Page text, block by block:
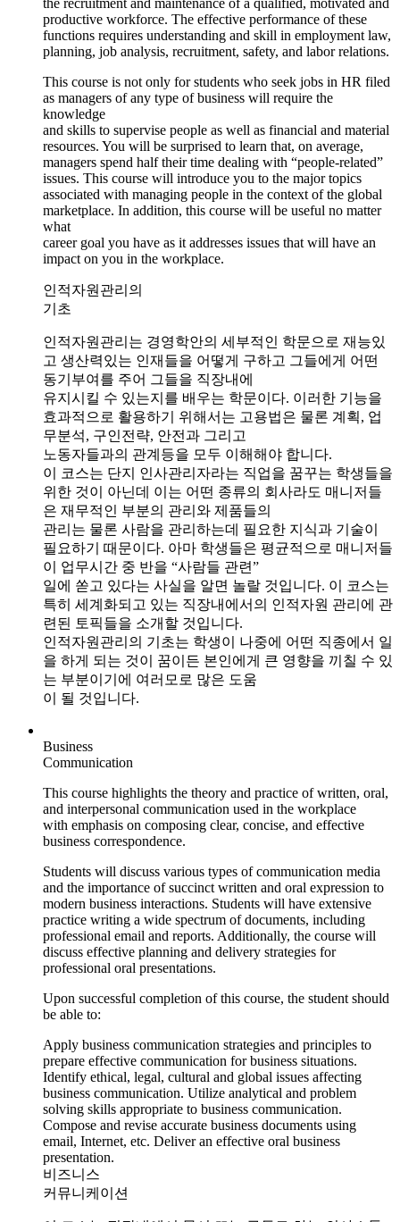
the recruitment and maintenance of a qualified, motivated and
productive workforce. The effective performance of these
functions requires understanding and skill in employment law,
planning, job analysis, recruitment, safety, and labor relations.
This course is not only for students who seek jobs in HR filed
as managers of any type of business will require the
knowledge
and skills to supervise people as well as financial and material
resources. You will be surprised to learn that, on average,
managers spend half their time dealing with “people-related”
issues. This course will introduce you to the major topics
associated with managing people in the context of the global
marketplace. In addition, this course will be useful no matter
what
career goal you have as it addresses issues that will have an
impact on you in the workplace.
인적자원관리의
기초
인적자원관리는 경영학안의 세부적인 학문으로 재능있
고 생산력있는 인재들을 어떻게 구하고 그들에게 어떤
동기부여를 주어 그들을 직장내에
유지시킬 수 있는지를 배우는 학문이다. 이러한 기능을
효과적으로 활용하기 위해서는 고용법은 물론 계획, 업
무분석, 구인전략, 안전과 그리고
노동자들과의 관계등을 모두 이해해야 합니다.
이 코스는 단지 인사관리자라는 직업을 꿈꾸는 학생들을
위한 것이 아닌데 이는 어떤 종류의 회사라도 매니저들
은 재무적인 부분의 관리와 제품들의
관리는 물론 사람을 관리하는데 필요한 지식과 기술이
필요하기 때문이다. 아마 학생들은 평균적으로 매니저들
이 업무시간 중 반을 “사람들 관련”
일에 쏟고 있다는 사실을 알면 놀랄 것입니다. 이 코스는
특히 세계화되고 있는 직장내에서의 인적자원 관리에 관
련된 토픽들을 소개할 것입니다.
인적자원관리의 기초는 학생이 나중에 어떤 직종에서 일
을 하게 되는 것이 꿈이든 본인에게 큰 영향을 끼칠 수 있
는 부분이기에 여러모로 많은 도움
이 될 것입니다.
Business
Communication
This course highlights the theory and practice of written, oral,
and interpersonal communication used in the workplace
with emphasis on composing clear, concise, and effective
business correspondence.
Students will discuss various types of communication media
and the importance of succinct written and oral expression to
modern business interactions. Students will have extensive
practice writing a wide spectrum of documents, including
professional email and reports. Additionally, the course will
discuss effective planning and delivery strategies for
professional oral presentations.
Upon successful completion of this course, the student should
be able to:
Apply business communication strategies and principles to
prepare effective communication for business situations.
Identify ethical, legal, cultural and global issues affecting
business communication. Utilize analytical and problem
solving skills appropriate to business communication.
Compose and revise accurate business documents using
email, Internet, etc. Deliver an effective oral business
presentation.
비즈니스
커뮤니케이션